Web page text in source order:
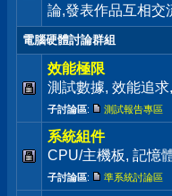
論,發表作品互相交
電腦硬體討論群組
效能極限
測試數據, 效能追
子討論區: 測試報告專區
系統組件
CPU/主機板, 記憶
子討論區: 準系統討論區